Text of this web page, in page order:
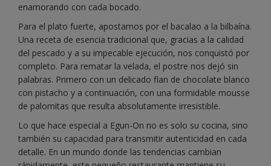
enamorando con cada bocado.
Para el plato fuerte, apostamos por el bacalao a la bilbaína.
Una receta de esencia tradicional que, gracias a la calidad
del pescado y a su impecable ejecución, nos conquistó por
completo. Para rematar la velada, el postre nos dejó sin
palabras. Primero con un delicado flan de chocolate blanco
con pistacho y a continuación, con una formidable mousse
de palomitas que resulta absolutamente irresistible.
Lo que hace especial a Egun-On no es solo su cocina, sino
también su capacidad para transmitir autenticidad en cada
detalle. En un mundo donde las tendencias cambian